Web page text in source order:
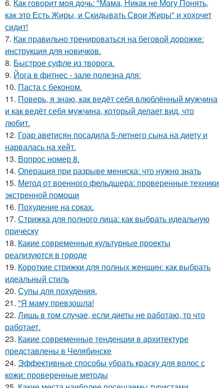
6. Как говорит моя дочь: "Мама, Никак не Могу Понять,
как это Есть Жиры, и Скидывать Свои Жиры" и хохочет
сидит!
7. Как правильно тренироваться на беговой дорожке:
инструкция для новичков.
8. Быстрое суфле из творога.
9. Йога в фитнес - зале полезна для:
10. Паста с беконом.
11. Поверь, я знаю, как ведёт себя влюблённый мужчина
и как ведёт себя мужчина, который делает вид, что
любит.
12. Гоар аветисян посадила 5-летнего сына на диету и
нарвалась на хейт.
13. Вопрос номер 8.
14. Операция при разрыве мениска: что нужно знать
15. Метод от военного фельдшера: проверенные техники
экстренной помощи
16. Похудение на соках.
17. Стрижка для полного лица: как выбрать идеальную
прическу
18. Какие современные культурные проекты
реализуются в городе
19. Короткие стрижки для полных женщин: как выбрать
идеальный стиль
20. Супы для похудения.
21. "Я маму превзошла!
22. Лишь в том случае, если диеты не работаю, то что
работает.
23. Какие современные тенденции в архитектуре
представлены в Челябинске
24. Эффективные способы убрать краску для волос с
кожи: проверенные методы